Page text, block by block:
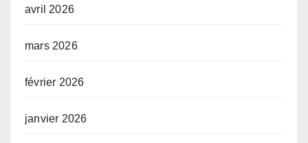
avril 2026
mars 2026
février 2026
janvier 2026